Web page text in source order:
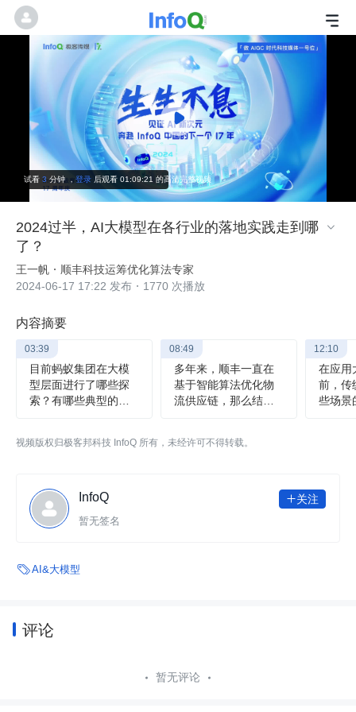
试看 3分钟， 登录 后观看 01:09:21 的高清完整视频
2024过半，AI大模型在各行业的落地实践走到哪
了？

王一帆
顺丰科技运筹优化算法专家
2024-06-17 17:22 发布
1770 次播放
内容摘要
03:39
目前蚂蚁集团在大模
型层面进行了哪些探
索？有哪些典型的实
08:49
多年来，顺丰一直在
基于智能算法优化物
流供应链，那么结合
吗？
12:10
在应用
前，传
些场景
视频版权归极客邦科技 InfoQ 所有，未经许可不得转载。
InfoQ 关注
暂无签名
AI&大模型
评论
暂无评论